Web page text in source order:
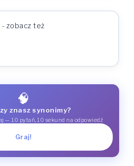
- zobacz też
🧠
znasz synonimy?
— 10 pytań, 10 sekund na odpowiedź
Graj!